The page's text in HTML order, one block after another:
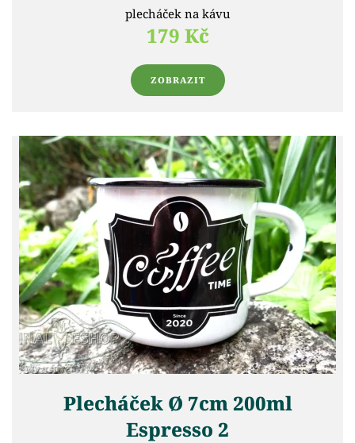
plecháček na kávu
179 Kč
ZOBRAZIT
Plecháček Ø 7cm 200ml
Espresso 2